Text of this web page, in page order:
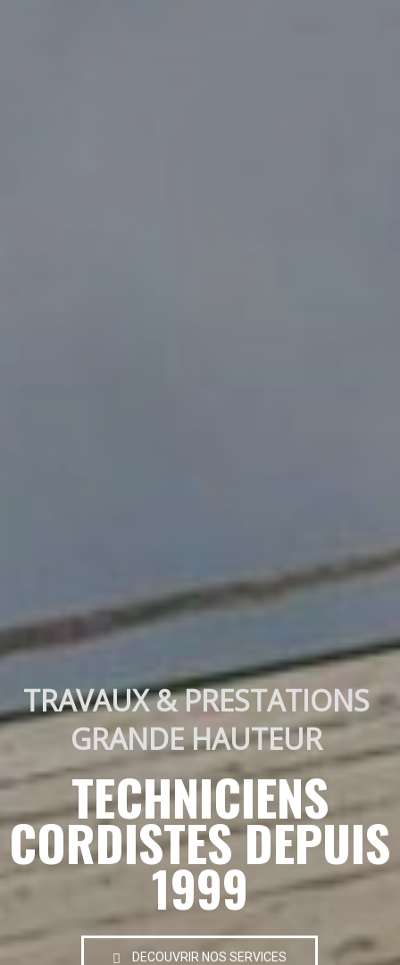
TRAVAUX & PRESTATIONS
GRANDE HAUTEUR
TECHNICIENS
CORDISTES DEPUIS
1999
DECOUVRIR NOS SERVICES